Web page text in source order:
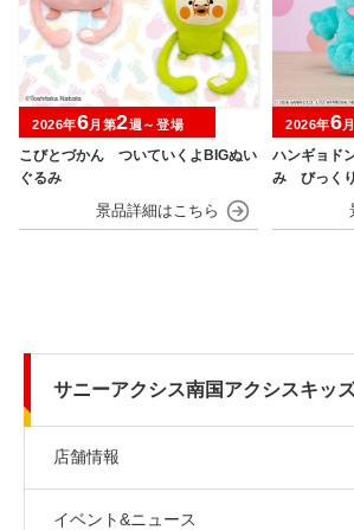
こびとづかん ついていくよBIGぬい
ぐるみ
2026年6月第2週～登場
ハンギョド
み びっくり
2026年6
サニーアクシス南国アクシスキッ
店舗情報
イベント&ニュース